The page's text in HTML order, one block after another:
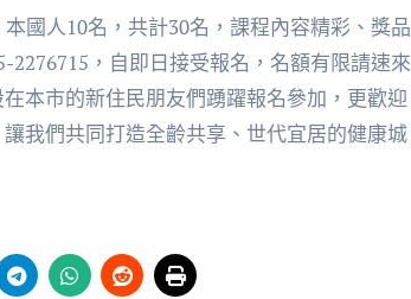
國人10名，共計30名，課程內容精彩、獎品
，自即日接受報名，名額有限請速來
本市的新住民朋友們踴躍報名參加，更歡迎
我們共同打造全齡共享、世代宜居的健康城